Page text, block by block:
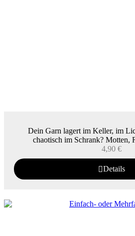
Dein Garn lagert im Keller, im
chaotisch im Schrank? Motten,
4,90 €
Details